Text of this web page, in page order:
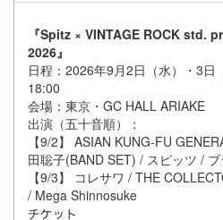
『Spitz × VINTAGE ROCK std.
2026』
日程： 2026年9月2日（水）
・3
18:00
会場 ：東京・ GC HALL ARIAKE
出演（五十音順）：
【9/2】 ASIAN KUNG-FU
田聡子(BAND SET) / スピッツ /
【9/3】 コレサワ / THE
/ Mega Shinnosuke